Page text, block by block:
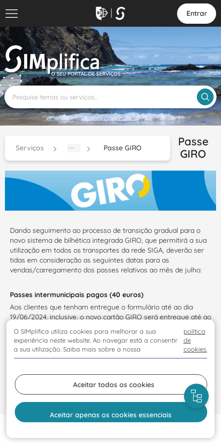
Entrar
Serviços Passe GIRO
Passe
GIRO
Dando seguimento ao processo de transição gradual para o
novo sistema de bilhética integrada GIRO, que permitirá a sua
utilização em todos os transportes da rede SIGA, deverão ser
tidas em consideração as seguintes datas para as
vendas/carregamento dos passes relativos ao mês de julho:
Passes intermunicipais pagos (40 euros)
Aos clientes que tenham entregue o formulário até ao dia
19/06/2024, inclusive, o novo cartão GIRO será entregue até ao
dia 28/06/2024, e carregado com o novo sistema, de acordo
com a seguinte calendarização:
Formulários entregues até ao 11/06/2024 – os passes estarão
Formulários entregues até ao 12/06/2024 – os passes estarão
disponíveis a partir do dia 24/06/2024;
Formulários entregues até ao 13/06/2024 – os passes estarão
disponíveis a partir do dia 25/06/2024;
disponíveis a partir do dia 26/06/2024;
O SIMplifica utiliza cookies para melhorar a sua
experiência neste website. Ao navegar está a consentir
a sua utilização. Saiba mais sobre a nossa
política
de
cookies.
Aceitar todos os cookies
Aceitar apenas os cookies essenciais